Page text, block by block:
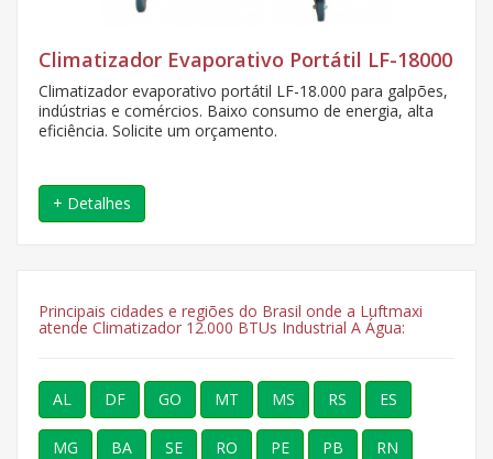
Climatizador Evaporativo Portátil LF-18000
Climatizador evaporativo portátil LF-18.000 para galpões,
indústrias e comércios. Baixo consumo de energia, alta
eficiência. Solicite um orçamento.
+ Detalhes
Principais cidades e regiões do Brasil onde a Luftmaxi
atende Climatizador 12.000 BTUs Industrial A Água:
AL DF GO MT MS RS ES
MG BA SE RO PE PB RN